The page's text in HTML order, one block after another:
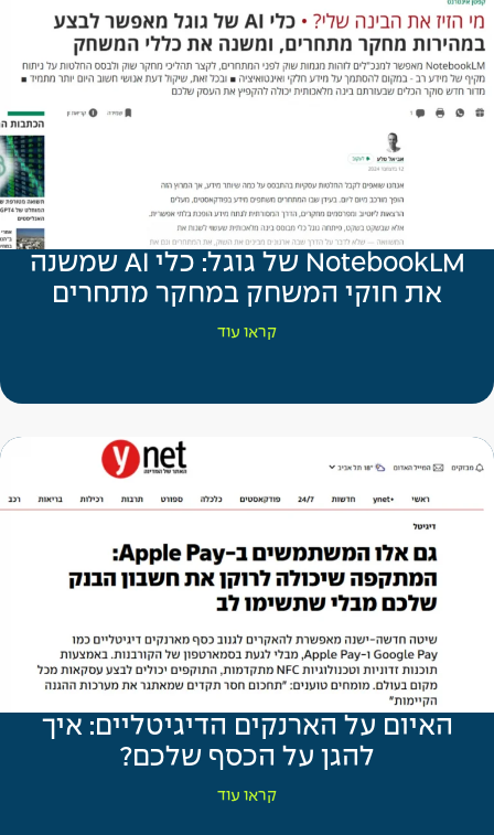
NotebookLM של גוגל: כלי AI שמשנה
את חוקי המשחק במחקר מתחרים
קראו עוד
האיום על הארנקים הדיגיטליים: איך
להגן על הכסף שלכם?
קראו עוד